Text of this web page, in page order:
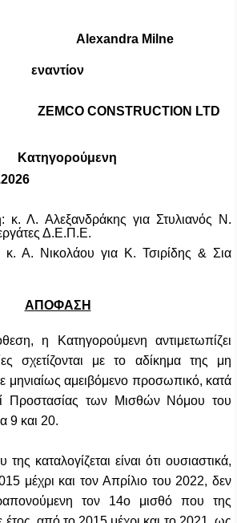
Alexandra Milne
εναντίον
ZEMCO CONSTRUCTION LTD
Κατηγορούμενη
κ. Λ. Αλεξανδράκης για Στυλιανός Ν.
Δ.Ε.Π.Ε.
κ. Α. Νικολάου για Κ. Τσιρίδης & Σια
ΑΠΟΦΑΣΗ
η Κατηγορούμενη αντιμετωπίζει
σχετίζονται με το αδίκημα της μη
αμειβόμενο προσωπικό, κατά
Προστασίας των Μισθών Νόμου του
9 και 20.
καταλογίζεται είναι ότι ουσιαστικά,
μέχρι και τον Απρίλιο του 2022, δεν
τον 14ο μισθό που της